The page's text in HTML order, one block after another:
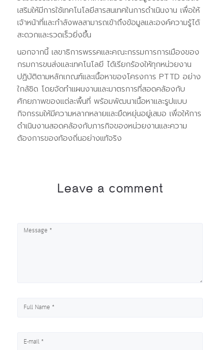
เสริมให้มีการใช้เทคโนโลยีสารสนเทศในการดำเนินงาน เพื่อให้
เจ้าหน้าที่และกำลังพลสามารถเข้าถึงข้อมูลและองค์ความรู้ได้
สะดวกและรวดเร็วยิ่งขึ้น
นอกจากนี้ เลขาธิการพรรคและคณะกรรมการการเมืองของ
กรมการขนส่งและเทคโนโลยี ได้เรียกร้องให้ทุกหน่วยงาน
ปฏิบัติตามหลักเกณฑ์และเนื้อหาของโครงการ PTTD อย่าง
ใกล้ชิด โดยจัดทำแผนงานและมาตรการที่สอดคล้องกับ
ศักยภาพของแต่ละพื้นที่ พร้อมพัฒนาเนื้อหาและรูปแบบ
กิจกรรมให้มีความหลากหลายและยืดหยุ่นอยู่เสมอ เพื่อให้การ
ดำเนินงานสอดคล้องกับภารกิจของหน่วยงานและความ
ต้องการของท้องถิ่นอย่างแท้จริง
Leave a comment